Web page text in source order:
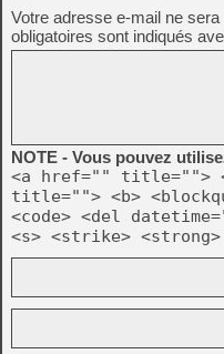
Votre adresse e-mail ne sera
obligatoires sont indiqués
NOTE - Vous pouvez
<a href="" title="">
title=""> <b>
<code> <del
<s> <strike> <strong>